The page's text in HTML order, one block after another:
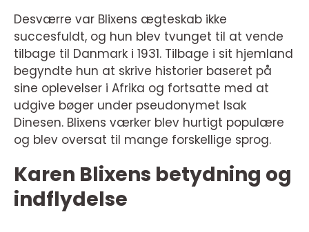
Desværre var Blixens ægteskab ikke
succesfuldt, og hun blev tvunget til at vende
tilbage til Danmark i 1931. Tilbage i sit hjemland
begyndte hun at skrive historier baseret på
sine oplevelser i Afrika og fortsatte med at
udgive bøger under pseudonymet Isak
Dinesen. Blixens værker blev hurtigt populære
og blev oversat til mange forskellige sprog.
Karen Blixens betydning og
indflydelse